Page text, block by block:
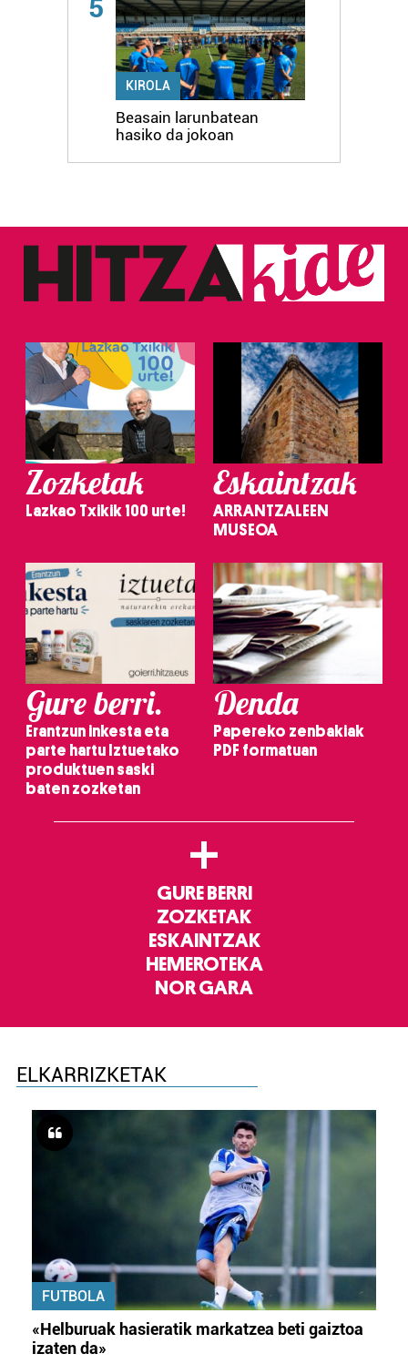
5
KIROLA
Beasain larunbatean
hasiko da jokoan
Zozketak
Lazkao Txikik 100 urte!
Eskaintzak
ARRANTZALEEN
MUSEOA
Gure berri.
Erantzun inkesta eta
parte hartu Iztuetako
produktuen saski
baten zozketan
Denda
Papereko zenbakiak
PDF formatuan
+
GURE BERRI
ZOZKETAK
ESKAINTZAK
HEMEROTEKA
NOR GARA
ELKARRIZKETAK
FUTBOLA
«Helburuak hasieratik markatzea beti gaiztoa
izaten da»